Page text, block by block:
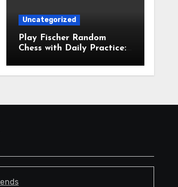
Uncategorized
Play Fischer Random
Chess with Daily Practice:
Improvement